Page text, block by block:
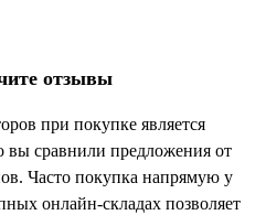
отзывы
при покупке является
вы сравнили предложения от
Часто покупка напрямую у
онлайн-складах позволяет